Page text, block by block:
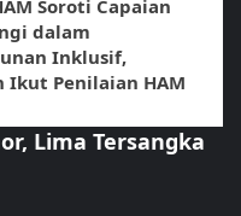
Soroti Capaian
dalam
Inklusif,
Ikut Penilaian HAM
Lima Tersangka